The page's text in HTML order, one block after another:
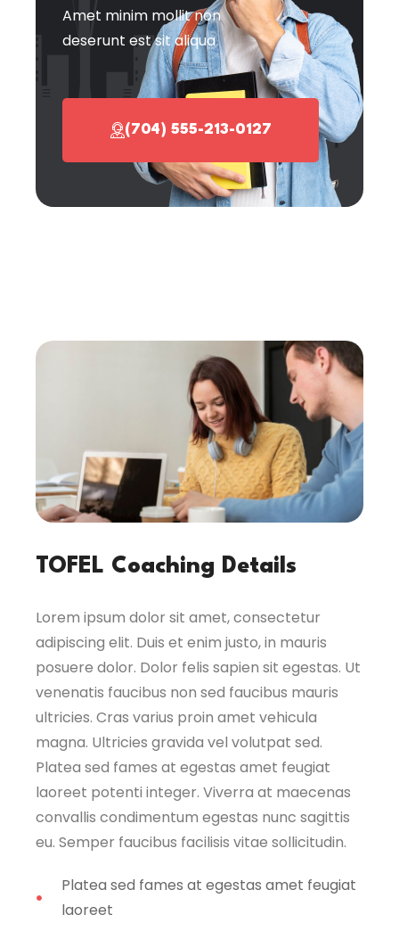
Amet minim mollit non
deserunt est sit aliqua
(704) 555-213-0127
TOFEL Coaching Details
Lorem ipsum dolor sit amet, consectetur
adipiscing elit. Duis et enim justo, in mauris
posuere dolor. Dolor felis sapien sit egestas. Ut
venenatis faucibus non sed faucibus mauris
ultricies. Cras varius proin amet vehicula
magna. Ultricies gravida vel volutpat sed.
Platea sed fames at egestas amet feugiat
laoreet potenti integer. Viverra at maecenas
convallis condimentum egestas nunc sagittis
eu. Semper faucibus facilisis vitae sollicitudin.
Platea sed fames at egestas amet feugiat
laoreet